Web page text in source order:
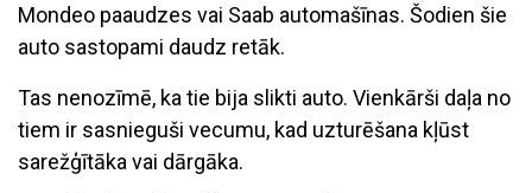
Mondeo paaudzes vai Saab automašīnas. Šodien šie
auto sastopami daudz retāk.
Tas nenozīmē, ka tie bija slikti auto. Vienkārši daļa no
tiem ir sasnieguši vecumu, kad uzturēšana kļūst
sarežģītāka vai dārgāka.